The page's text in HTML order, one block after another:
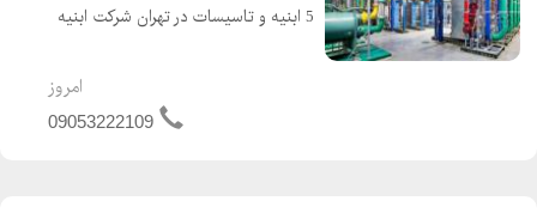
5 ابنیه و تاسیسات در تهران شرکت ابنیه
پیمانکاری و 2 سال تعهد مهندس تازه
تاسیس و بدون کارکرد و بدون بدهی
امروز
09053222109